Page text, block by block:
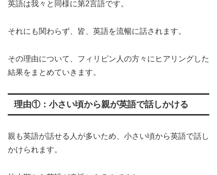
英語は我々と同様に第2言語です。
それにも関わらず、皆、英語を流暢に話されます。
その理由について、フィリピン人の方々にヒアリングした
結果をまとめていきます。
理由①：小さい頃から親が英語で話しかける
親も英語が話せる人が多いため、小さい頃から英語で話し
かけられます。